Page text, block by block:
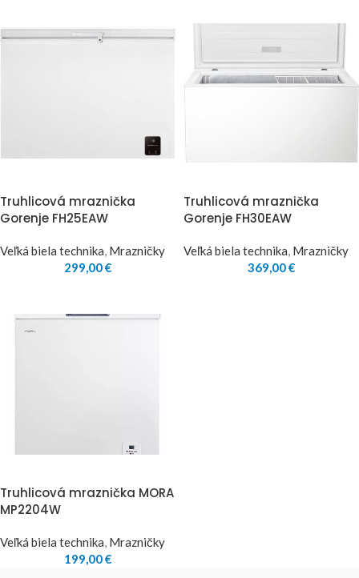
Truhlicová mraznička
Gorenje FH25EAW
Veľká biela technika, Mrazničky
299,00€
Truhlicová mraznička
Gorenje FH30EAW
Veľká biela technika, Mrazničky
369,00€
Truhlicová mraznička MORA
MP2204W
Veľká biela technika, Mrazničky
199,00€